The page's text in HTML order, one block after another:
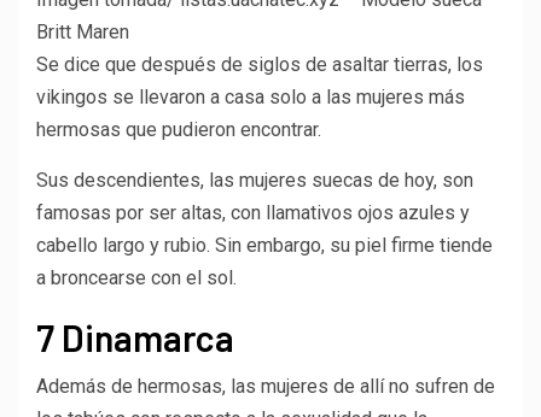
Britt Maren
Se dice que después de siglos de asaltar tierras, los
vikingos se llevaron a casa solo a las mujeres más
hermosas que pudieron encontrar.
Sus descendientes, las mujeres suecas de hoy, son
famosas por ser altas, con llamativos ojos azules y
cabello largo y rubio. Sin embargo, su piel firme tiende
a broncearse con el sol.
7 Dinamarca
Además de hermosas, las mujeres de allí no sufren de